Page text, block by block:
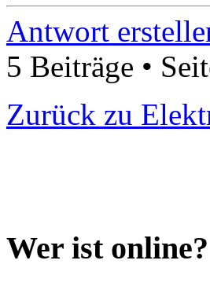
Antwort
5 Beiträge •
Zurück zu
Wer ist online?